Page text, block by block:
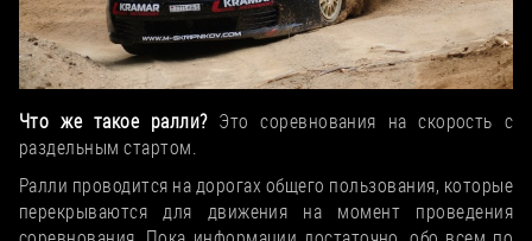
Что же такое ралли?Это соревнования на скорость с
раздельным стартом.
Ралли проводится на дорогах общего пользования, которые
перекрываются для движения на момент проведения